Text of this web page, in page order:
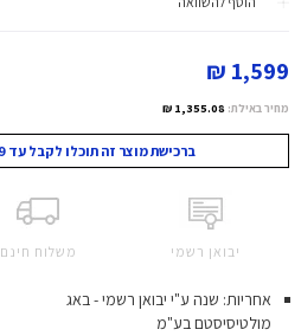
1,599 ₪
מחיר באילת: 1,355.08 ₪
ברכישת מוצר זה תוכלו לקבל עד 1,599 נקודות מועדון!
יבואן רשמי משלוח חינם
אחריות: שנה ע"י יבואן רשמי - באג
מולטיסיסטם בע"מ